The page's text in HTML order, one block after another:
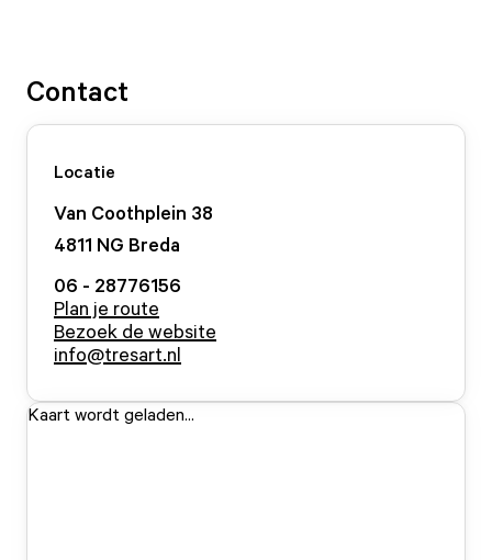
Contact
Locatie
Van Coothplein 38
4811 NG Breda
06 - 28776156
Plan je route
Bezoek de website
info@tresart.nl
Kaart wordt geladen...